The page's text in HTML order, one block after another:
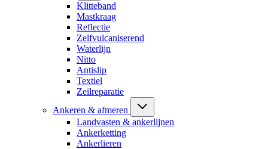
Klitteband
Mastkraag
Reflectie
Zelfvulcaniserend
Waterlijn
Nitto
Antislip
Textiel
Zeilreparatie
Ankeren & afmeren
Landvasten & ankerlijnen
Ankerketting
Ankerlieren